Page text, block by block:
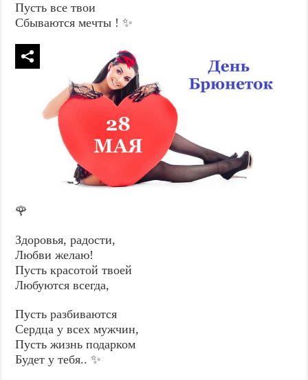
Пусть все твои
Сбываются мечты ! ✨
🌹
Здоровья, радости,
Любви желаю!
Пусть красотой твоей
Любуются всегда,
Пусть разбиваются
Сердца у всех мужчин,
Пусть жизнь подарком
Будет у тебя.. ✨